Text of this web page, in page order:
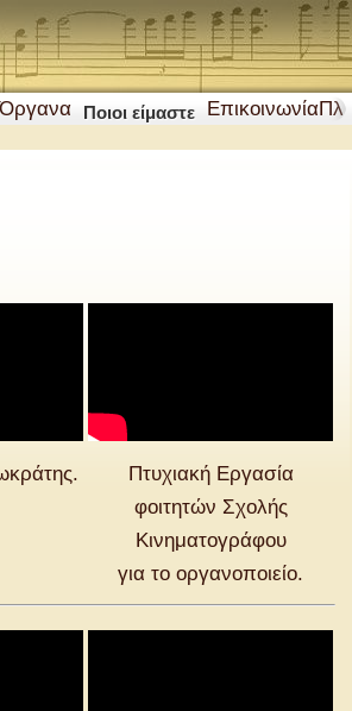
Ποιοι είμαστε Επικοινωνία
Πτυχιακή Εργασία
φοιτητών Σχολής
Κινηματογράφου
για το οργανοποιείο.